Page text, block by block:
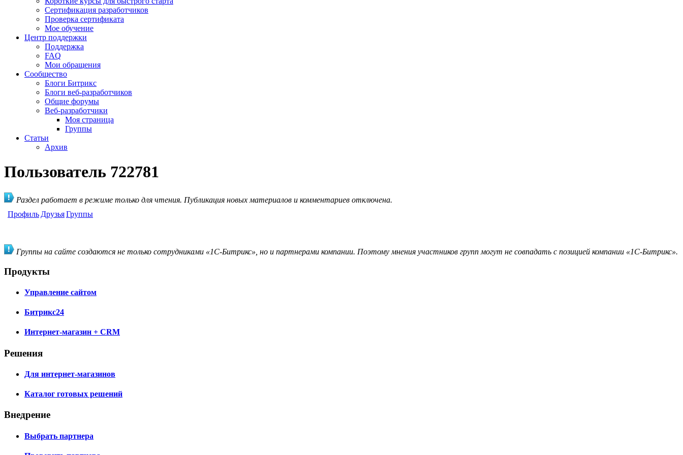
Сертификация разработчиков
Проверка сертификата
Мое обучение
Центр поддержки
Поддержка
FAQ
Мои обращения
Сообщество
Блоги Битрикс
Блоги веб-разработчиков
Общие форумы
Веб-разработчики
Моя страница
Группы
Статьи
Архив
Пользователь 722781
Раздел работает в режиме только для чтения. Публикация новых материалов и комментариев отключена.
Профиль ДрузьяГруппы
Группы на сайте создаются не только сотрудниками «1С-Битрикс», но и партнерами компании. Поэтому мнения участников групп могут не совпадать с позицией компании «1С-Битрикс».
Продукты
Управление сайтом
Битрикс24
Интернет-магазин + CRM
Решения
Для интернет-магазинов
Каталог готовых решений
Внедрение
Выбрать партнера